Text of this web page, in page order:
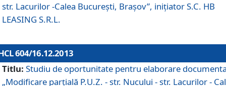
str. Lacurilor -Calea Bucureşti, Braşov”, iniţiator S.C. HB
LEASING S.R.L.
604/16.12.2013
Titlu: Studiu de oportunitate pentru elaborare
„Modificare parţială P.U.Z. - str. Nucului - str. Lacurilor -